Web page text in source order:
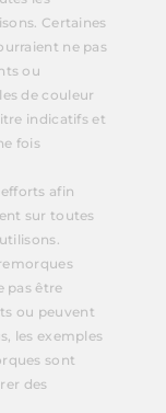
Certaines
ne pas
ou
de couleur
indicatifs et
fois
afin
sur toutes
pas être
ou peuvent
les exemples
sont
des